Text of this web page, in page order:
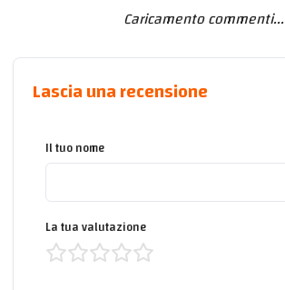
Caricamento commenti...
Lascia una recensione
Il tuo nome
La tua valutazione